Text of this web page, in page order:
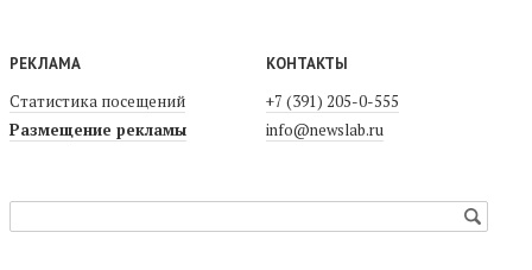
РЕКЛАМА
Статистика посещений
Размещение рекламы
КОНТАКТЫ
+7 (391) 205-0-555
info@newslab.ru